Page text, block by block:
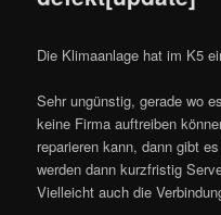
Die Klimaanlage hat im K5
Sehr ungünstig, gerade wo
keine Firma auftreiben
reparieren kann, dann gibt
werden dann kurzfristig
Vielleicht auch die